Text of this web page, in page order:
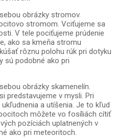
obrázky stromov.
stromom. Vciťujeme sa
V tele pociťujeme prúdenie
ako sa kmeňa stromu
rôznu polohu rúk pri dotyku
sú podobné ako pri
obrázky skamenelín.
predstavujeme v mysli. Pri
a utíšenia. Je to kľud
môžete vo fosíliách cítiť
pozíciách uplatnených v
ako pri meteoritoch.